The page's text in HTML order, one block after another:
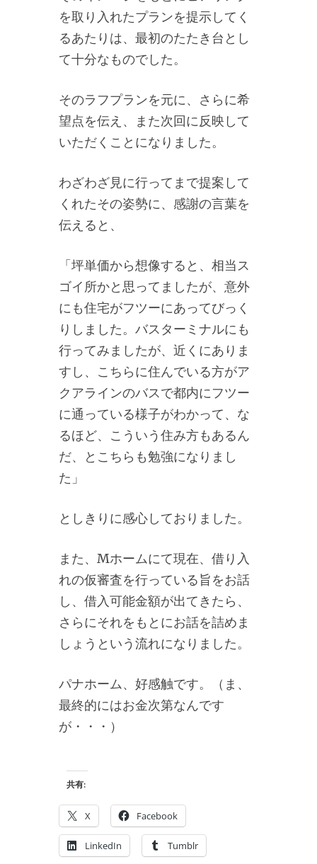
を取り入れたプランを提示してく
るあたりは、最初のたたき台とし
て十分なものでした。
そのラフプランを元に、さらに希
望点を伝え、また次回に反映して
いただくことになりました。
わざわざ見に行ってまで提案して
くれたその姿勢に、感謝の言葉を
伝えると、
「坪単価から想像すると、相当ス
ゴイ所かと思ってましたが、意外
にも住宅がフツーにあってびっく
りしました。バスターミナルにも
行ってみましたが、近くにありま
すし、こちらに住んでいる方がア
クアラインのバスで都内にフツー
に通っている様子がわかって、な
るほど、こういう住み方もあるん
だ、とこちらも勉強になりまし
た」
としきりに感心しておりました。
また、Mホームにて現在、借り入
れの仮審査を行っている旨をお話
し、借入可能金額が出てきたら、
さらにそれをもとにお話を詰めま
しょうという流れになりました。
パナホーム、好感触です。（ま、
最終的にはお金次第なんです
が・・・）
共有:
X Facebook
LinkedIn Tumblr